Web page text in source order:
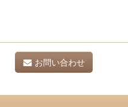
お問い合わせ